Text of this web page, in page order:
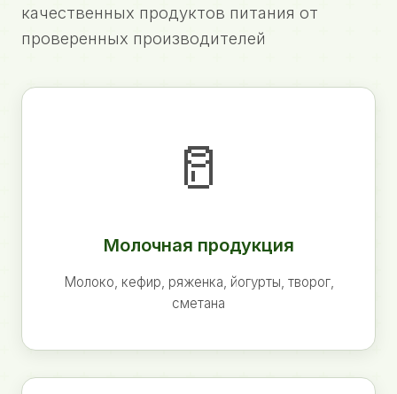
качественных продуктов питания от
проверенных производителей
🥛
Молочная продукция
Молоко, кефир, ряженка, йогурты, творог,
сметана